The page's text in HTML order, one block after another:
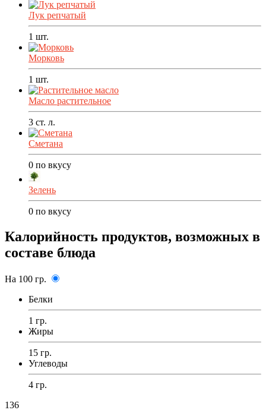
Лук репчатый
1 шт.
Морковь
1 шт.
Масло растительное
3 ст. л.
Сметана
0 по вкусу
Зелень
0 по вкусу
Калорийность продуктов, возможных в
составе блюда
На 100 гр.
Белки
1 гр.
Жиры
15 гр.
Углеводы
4 гр.
136